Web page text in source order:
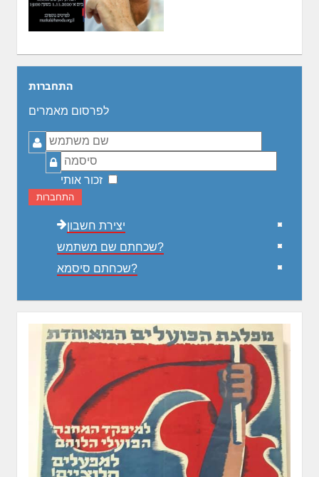
התחברות
לפרסום מאמרים
שם
משתמש
סיסמה
זכור אותי
התחברות
יצירת חשבון
שכחתם שם משתמש?
שכחתם סיסמא?